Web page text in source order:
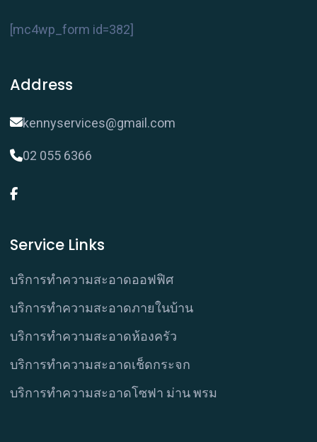
[mc4wp_form id=382]
Address
kennyservices@gmail.com
02 055 6366
Service Links
บริการทำความสะอาดออฟฟิศ
บริการทำความสะอาดภายในบ้าน
บริการทำความสะอาดห้องครัว
บริการทำความสะอาดเช็ดกระจก
บริการทำความสะอาดโซฟา ม่าน พรม